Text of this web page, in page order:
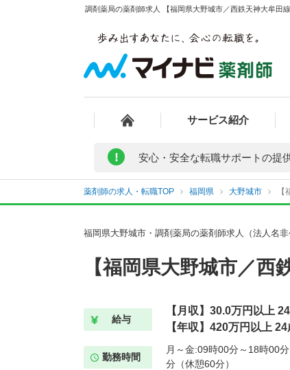
調剤薬局の薬剤師求人 【福岡県大野城市／西鉄天神大牟田
サービス紹介
! 安心・安全な転職サポートの提
薬剤師の求人・転職TOP 福岡県 大野城市
福岡県大野城市・調剤薬局の薬剤師求人（法人名非
【福岡県大野城市／
給与
【月収】30.0万円以上
【年収】420万円以上
勤務時間
月～金:09時00分～18時00
分（休憩60分）